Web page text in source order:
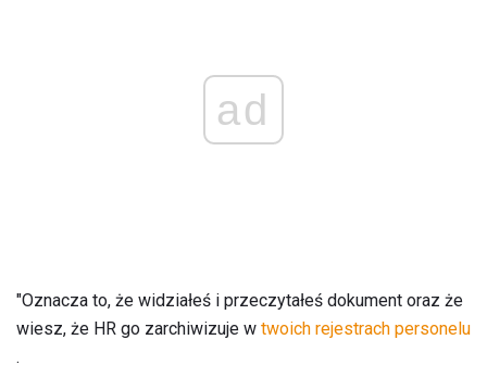
ad
"Oznacza to, że widziałeś i przeczytałeś dokument oraz że
wiesz, że HR go zarchiwizuje w twoich rejestrach personelu
.